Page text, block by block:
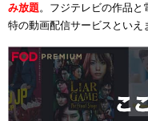
み放題 。フジテレビの作品
特の動画配信サービスといえ